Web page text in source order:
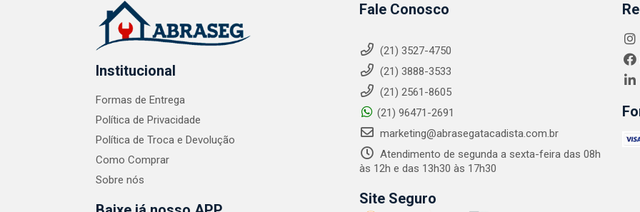
Institucional
Formas de Entrega
Política de Privacidade
Política de Troca e Devolução
Como Comprar
Sobre nós
Fale Conosco
(21) 3527-4750
(21) 3888-3533
(21) 2561-8605
(21) 96471-2691
marketing@abrasegatacadista.com.br
Atendimento de segunda a sexta-feira das 08h
às 12h e das 13h30 às 17h30
Site Seguro